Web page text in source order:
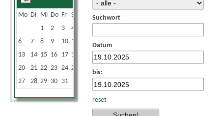
Mo Di Mi Do Fr Sa
1
2 3 4
6
7 8 9 10 11
13
14 15 16 17 18
20
21 22 23 24 25
27
28 29 30 31
Suchwort
Datum
bis:
reset